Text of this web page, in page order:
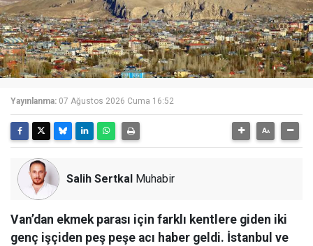
Yayınlanma: 07 Ağustos 2026 Cuma 16:52
Salih Sertkal Muhabir
Van’dan ekmek parası için farklı kentlere giden iki
genç işçiden peş peşe acı haber geldi. İstanbul ve